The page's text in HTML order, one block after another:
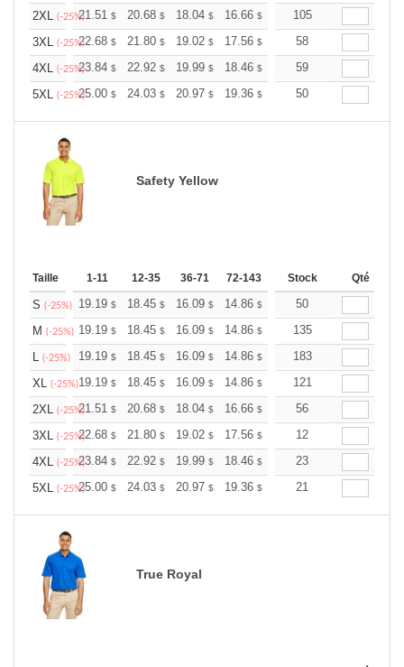
2XL (-25%)21.51 $ 20.68 $ 18.04 $ 16.66 $ 15.82$
105
3XL (-25%)22.68 $ 21.80 $ 19.02 $ 17.56 $ 16.68$
58
4XL (-25%)23.84 $ 22.92 $ 19.99 $ 18.46 $ 17.53$
59
5XL (-25%)25.00 $ 24.03 $ 20.97 $ 19.36 $ 18.39$
50
Safety Yellow
Taille 1-11 12-35 36-71 72-143 144-287 288 +
Stock Qté
S (-25%) 19.19 $ 18.45 $ 16.09 $ 14.86 $ 14.11$
50
M (-25%) 19.19 $ 18.45 $ 16.09 $ 14.86 $ 14.11$
135
L (-25%) 19.19 $ 18.45 $ 16.09 $ 14.86 $ 14.11$
183
XL (-25%)19.19 $ 18.45 $ 16.09 $ 14.86 $ 14.11$
121
2XL (-25%)21.51 $ 20.68 $ 18.04 $ 16.66 $ 15.82$
56
3XL (-25%)22.68 $ 21.80 $ 19.02 $ 17.56 $ 16.68$
12
4XL (-25%)23.84 $ 22.92 $ 19.99 $ 18.46 $ 17.53$
23
5XL (-25%)25.00 $ 24.03 $ 20.97 $ 19.36 $ 18.39$
21
True Royal